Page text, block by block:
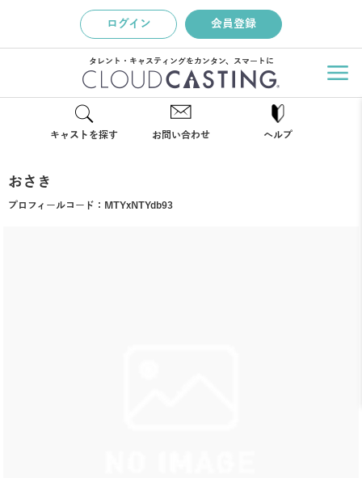
ログイン 会員登録
タレント・キャスティングをカンタン、スマートに
キャストを探す お問い合わせ ヘルプ
おさき
プロフィールコード： MTYxNTYdb93